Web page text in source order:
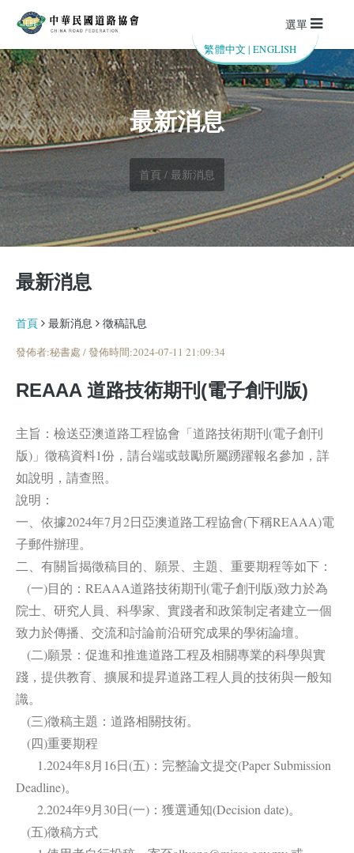
繁體中文 |ENGLISH
選單
最新消息
首頁 / 最新消息
最新消息
首頁 最新消息 徵稿訊息
發佈者:秘書處 / 發佈時間:2024-07-11 21:09:34
REAAA 道路技術期刊(電子創刊版)
主旨：檢送亞澳道路工程協會「道路技術期刊(電子創刊
版)」徵稿資料1份，請台端或鼓勵所屬踴躍報名參加，詳
如說明，請查照。
說明：
一、依據2024年7月2日亞澳道路工程協會(下稱REAAA)電
子郵件辦理。
二、有關旨揭徵稿目的、願景、主題、重要期程等如下：
(一)目的：REAAA道路技術期刊(電子創刊版)致力於為
院士、研究人員、科學家、實踐者和政策制定者建立一個
致力於傳播、交流和討論前沿研究成果的學術論壇。
(二)願景：促進和推進道路工程及相關專業的科學與實
踐，提供教育、擴展和提昇道路工程人員的技術與一般知
識。
(三)徵稿主題：道路相關技術。
(四)重要期程
1.2024年8月16日(五)：完整論文提交(Paper Submission
Deadline)。
2.2024年9月30日(一)：獲選通知(Decision date)。
(五)徵稿方式